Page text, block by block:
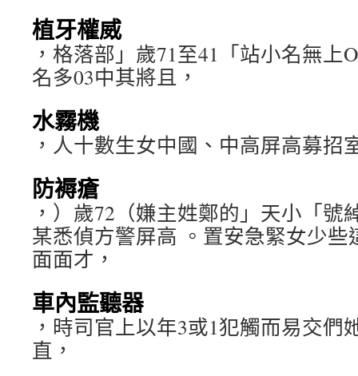
植牙權威
，格落部」歲71至41「站小名無上
名多03中其將且，
水霧機
，人十數生女中國、中高屏高募招
防褥瘡
，）歲72（嫌主姓鄭的」天小「號
某悉偵方警屏高 。置安急緊女少
面面才，
車內監聽器
，時司官上以年3或1犯觸而易交們
直，